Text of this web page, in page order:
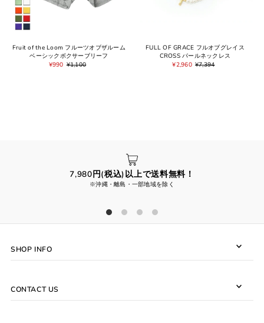
Fruit of the Loom フルーツオブザルーム
ベーシックボクサーブリーフ
¥990 ¥1,100
FULL OF GRACE フルオブグレイス
CROSS パールネックレス
¥2,960 ¥7,394
7,980円(税込)以上で送料無料！
※沖縄・離島・一部地域を除く
SHOP INFO
CONTACT US